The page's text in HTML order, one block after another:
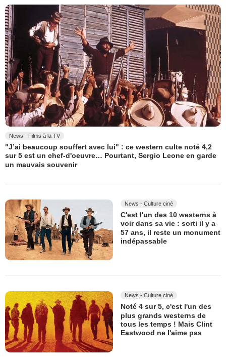
News - Films à la TV
"J’ai beaucoup souffert avec lui" : ce western culte noté 4,2
sur 5 est un chef-d'oeuvre… Pourtant, Sergio Leone en garde
un mauvais souvenir
News - Culture ciné
C'est l'un des 10 westerns à
voir dans sa vie : sorti il y a
57 ans, il reste un monument
indépassable
News - Culture ciné
Noté 4 sur 5, c'est l'un des
plus grands westerns de
tous les temps ! Mais Clint
Eastwood ne l'aime pas